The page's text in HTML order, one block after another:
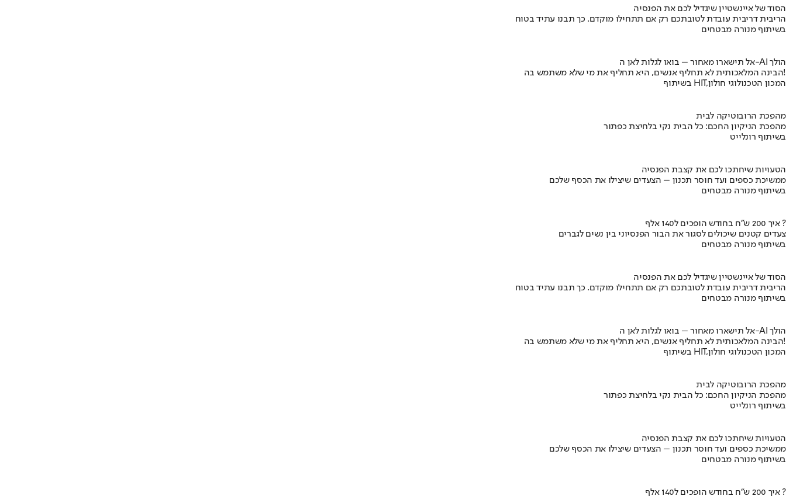
הסוד של איינשטיין שיגדיל לכם את הפנסיה
הריבית דריבית עובדת לטובתכם רק אם תתחילו מוקדם. כך תבנו עתיד בטוח
בשיתוף מנורה מבטחים
אל תישארו מאחור – בואו לגלות לאן ה-AI הולך
הבינה המלאכותית לא תחליף אנשים, היא תחליף את מי שלא משתמש בה!
בשיתוף HIT,המכון הטכנולוגי חולון
מהפכת הרובוטיקה לבית
מהפכת הניקיון החכם: כל הבית נקי בלחיצת כפתור
בשיתוף רונלייט
הטעויות שיחתכו לכם את קצבת הפנסיה
ממשיכת כספים ועד חוסר תכנון – הצעדים שיצילו את הכסף שלכם
בשיתוף מנורה מבטחים
איך 200 ש"ח בחודש הופכים ל140 אלף ?
צעדים קטנים שיכולים לסגור את הבור הפנסיוני בין נשים לגברים
בשיתוף מנורה מבטחים
הסוד של איינשטיין שיגדיל לכם את הפנסיה
הריבית דריבית עובדת לטובתכם רק אם תתחילו מוקדם. כך תבנו עתיד בטוח
בשיתוף מנורה מבטחים
אל תישארו מאחור – בואו לגלות לאן ה-AI הולך
הבינה המלאכותית לא תחליף אנשים, היא תחליף את מי שלא משתמש בה!
בשיתוף HIT,המכון הטכנולוגי חולון
מהפכת הרובוטיקה לבית
מהפכת הניקיון החכם: כל הבית נקי בלחיצת כפתור
בשיתוף רונלייט
הטעויות שיחתכו לכם את קצבת הפנסיה
ממשיכת כספים ועד חוסר תכנון – הצעדים שיצילו את הכסף שלכם
בשיתוף מנורה מבטחים
איך 200 ש"ח בחודש הופכים ל140 אלף ?